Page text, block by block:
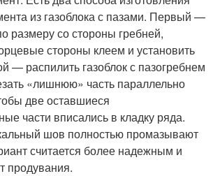
из газоблока с пазами. Первый —
размеру со стороны гребней,
стороны клеем и установить
— распилить газоблок с пазогребнем
«лишнюю» часть параллельно
две оставшиеся
части вписались в кладку ряда.
шов полностью промазывают
считается более надежным и
продувания.